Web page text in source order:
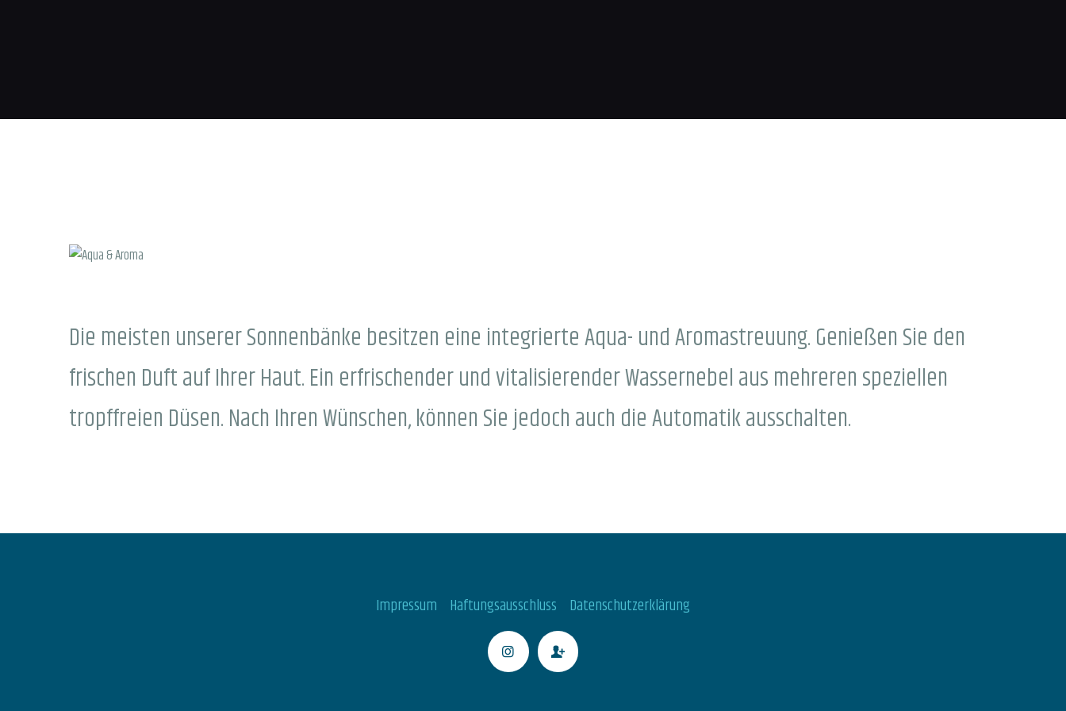
Die meisten unserer Sonnenbänke besitzen eine integrierte Aqua- und Aromastreuung. Genießen Sie den
frischen Duft auf Ihrer Haut. Ein erfrischender und vitalisierender Wassernebel aus mehreren speziellen
tropffreien Düsen. Nach Ihren Wünschen, können Sie jedoch auch die Automatik ausschalten.
Impressum Haftungsausschluss Datenschutzerklärung